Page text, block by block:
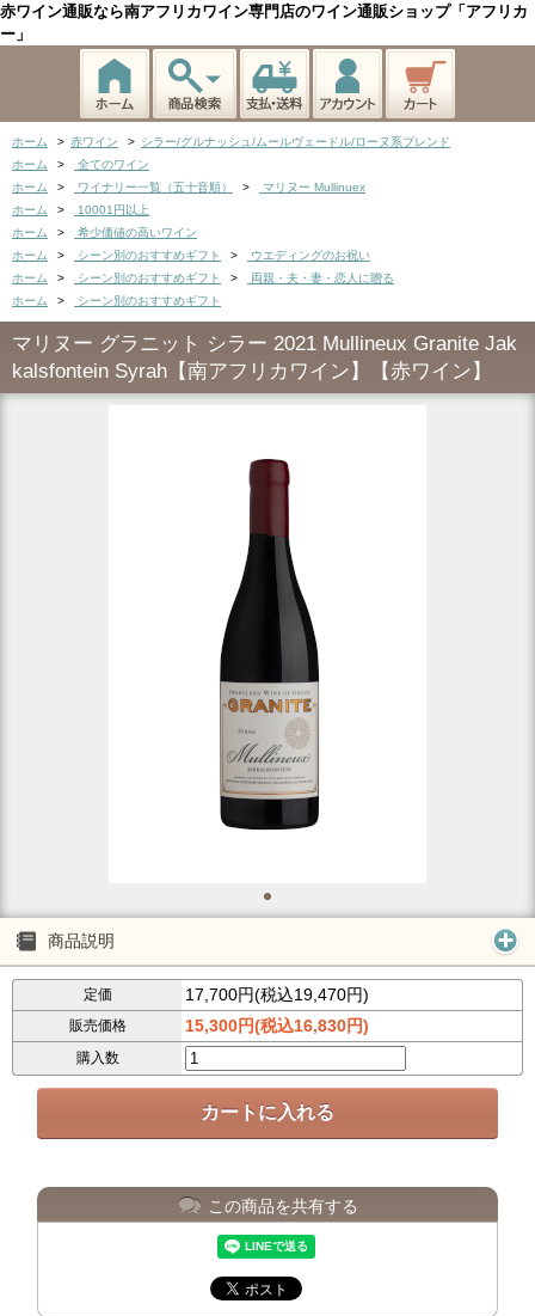
赤ワイン通販なら南アフリカワイン専門店のワイン通販ショップ「アフリカ
ー」
ホーム > 赤ワイン > シラー/グルナッシュ/ムールヴェードル/ローヌ系ブレンド
ホーム
>
全てのワイン
ホーム
> ワイナリー一覧（五十音順） >
マリヌー Mullinuex
ホーム
>
10001円以上
ホーム
>
希少価値の高いワイン
ホーム
> シーン別のおすすめギフト >
ウエディングのお祝い
ホーム
> シーン別のおすすめギフト >
両親・夫・妻・恋人に贈る
ホーム
> シーン別のおすすめギフト
マリヌー グラニット シラー 2021 Mullineux Granite Jak
kalsfontein Syrah【南アフリカワイン】【赤ワイン】
商品説明
定価 17,700円(税込19,470円)
販売価格 15,300円(税込16,830円)
購入数
この商品を共有する